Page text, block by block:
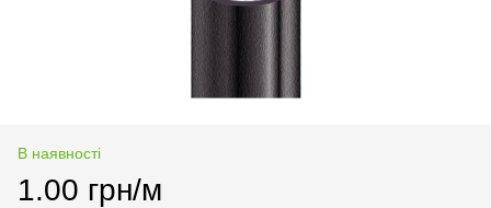
В наявності
1.00 грн/м